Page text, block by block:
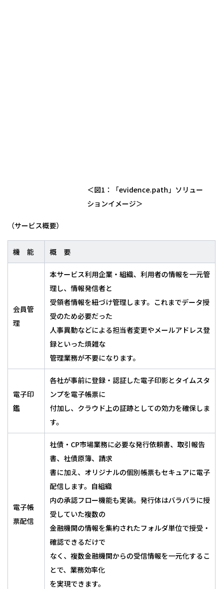
＜図1：「evidence.path」ソリュー
ションイメージ＞
（サービス概要）
機 能 概 要
会員管
理
本サービス利用企業・組織、利用者の情報を一元管
理し、情報発信者と
受領者情報を紐づけ管理します。これまでデータ授
受のため必要だった
人事異動などによる担当者変更やメールアドレス登
録といった煩雑な
管理業務が不要になります。
電子印
鑑
各社が事前に登録・認証した電子印影とタイムスタ
ンプを電子帳票に
付加し、クラウド上の証跡としての効力を確保しま
す。
電子帳
票配信
社債・CP市場業務に必要な発行依頼書、取引報告
書、社債原簿、請求
書に加え、オリジナルの個別帳票もセキュアに電子
配信します。自組織
内の承認フロー機能も実装。発行体はバラバラに授
受していた複数の
金融機関の情報を集約されたフォルダ単位で授受・
確認できるだけで
なく、複数金融機関からの受信情報を一元化するこ
とで、業務効率化
を実現できます。